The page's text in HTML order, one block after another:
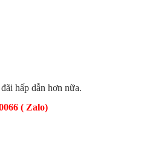
hấp dẫn hơn nữa.
( Zalo)